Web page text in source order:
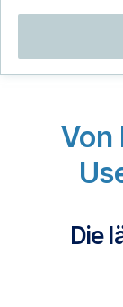
LuxairGroup
Von
Die